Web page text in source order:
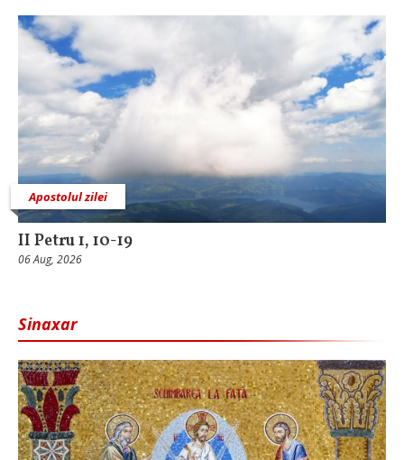
Apostolul zilei
II Petru 1, 10-19
06 Aug, 2026
Sinaxar